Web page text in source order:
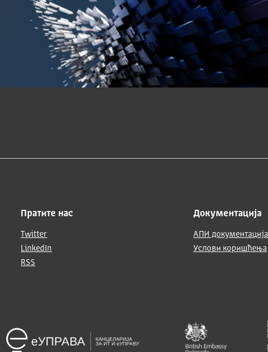
Пратите нас
Twitter
LinkedIn
RSS
Документација
АПИ документација
Услови коришћења